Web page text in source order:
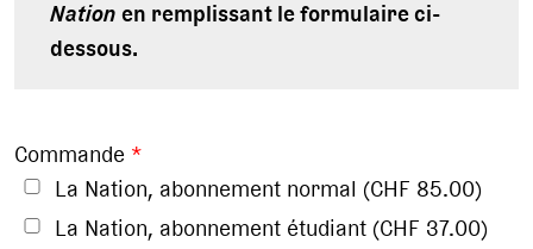
Nationen remplissant le formulaire ci-
dessous.
Commande *
La Nation, abonnement normal (CHF 85.00)
La Nation, abonnement étudiant (CHF 37.00)